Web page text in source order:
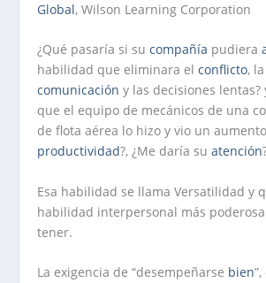
Global, Wilson Learning Corporation
¿Qué pasaría si sucompañía pudiera
habilidad que eliminara elconflicto, la
comunicación y las decisiones lentas?
que el equipo de mecánicos de una
de flota aérea lo hizo y vio un
productividad?, ¿Me daría suatención
Esa habilidad se llama Versatilidad y
habilidad interpersonal más
tener.
La exigencia de “desempeñarse bien